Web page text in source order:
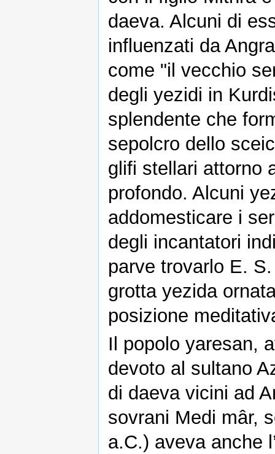
daeva. Alcuni di
influenzati da
come "il vecchio
degli yezidi in
splendente che
sepolcro dello
glifi stellari attorno
profondo. Alcuni
addomesticare i
degli incantatori
parve trovarlo E.
grotta yezida
posizione
Il popolo yaresan,
devoto al sultano
di daeva vicini ad
sovrani Medi mâr,
a.C.) aveva anche